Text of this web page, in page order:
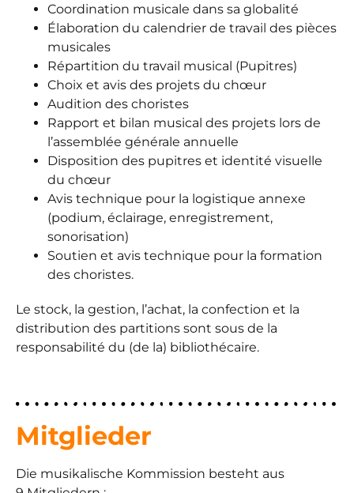
Coordination musicale dans sa globalité
Élaboration du calendrier de travail des pièces
musicales
Répartition du travail musical (Pupitres)
Choix et avis des projets du chœur
Audition des choristes
Rapport et bilan musical des projets lors de
l’assemblée générale annuelle
Disposition des pupitres et identité visuelle
du chœur
Avis technique pour la logistique annexe
(podium, éclairage, enregistrement,
sonorisation)
Soutien et avis technique pour la formation
des choristes.
Le stock, la gestion, l’achat, la confection et la
distribution des partitions sont sous de la
responsabilité du (de la) bibliothécaire.
Mitglieder
Die musikalische Kommission besteht aus